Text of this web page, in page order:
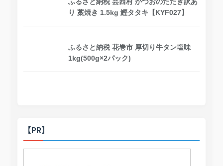
り 藁焼き 1.5kg 鰹タタキ【KYF027】
ふるさと納税 花巻市 厚切り牛タン塩味
1kg(500g×2パック)
【PR】